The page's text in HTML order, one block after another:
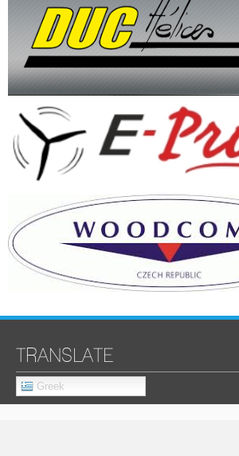
TRANSLATE
Greek